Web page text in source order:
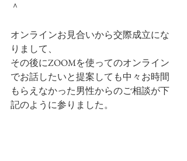
＾
オンラインお見合いから交際成立にな
りまして、
その後にZOOMを使ってのオンライン
でお話したいと提案しても中々お時間
もらえなかった男性からのご相談が下
記のように参りました。